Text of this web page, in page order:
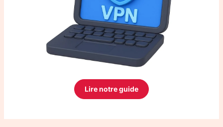
Lire notre guide